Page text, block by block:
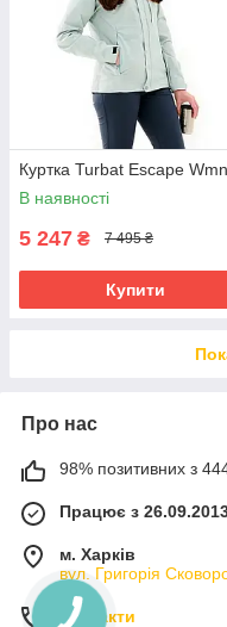
Куртка Turbat Escape Wmn
В наявності
5 247 ₴ 7 495 ₴
Купити
Про нас
98% позитивних з 444
Працює з
м. Харків
вул. Григорія
Контакти